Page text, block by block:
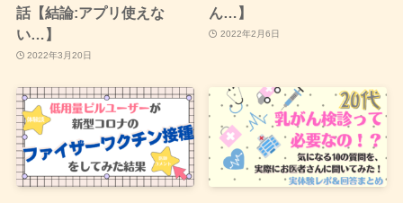
話【結論:アプリ使えな
い…】
2022年3月20日
ん…】
2022年2月6日